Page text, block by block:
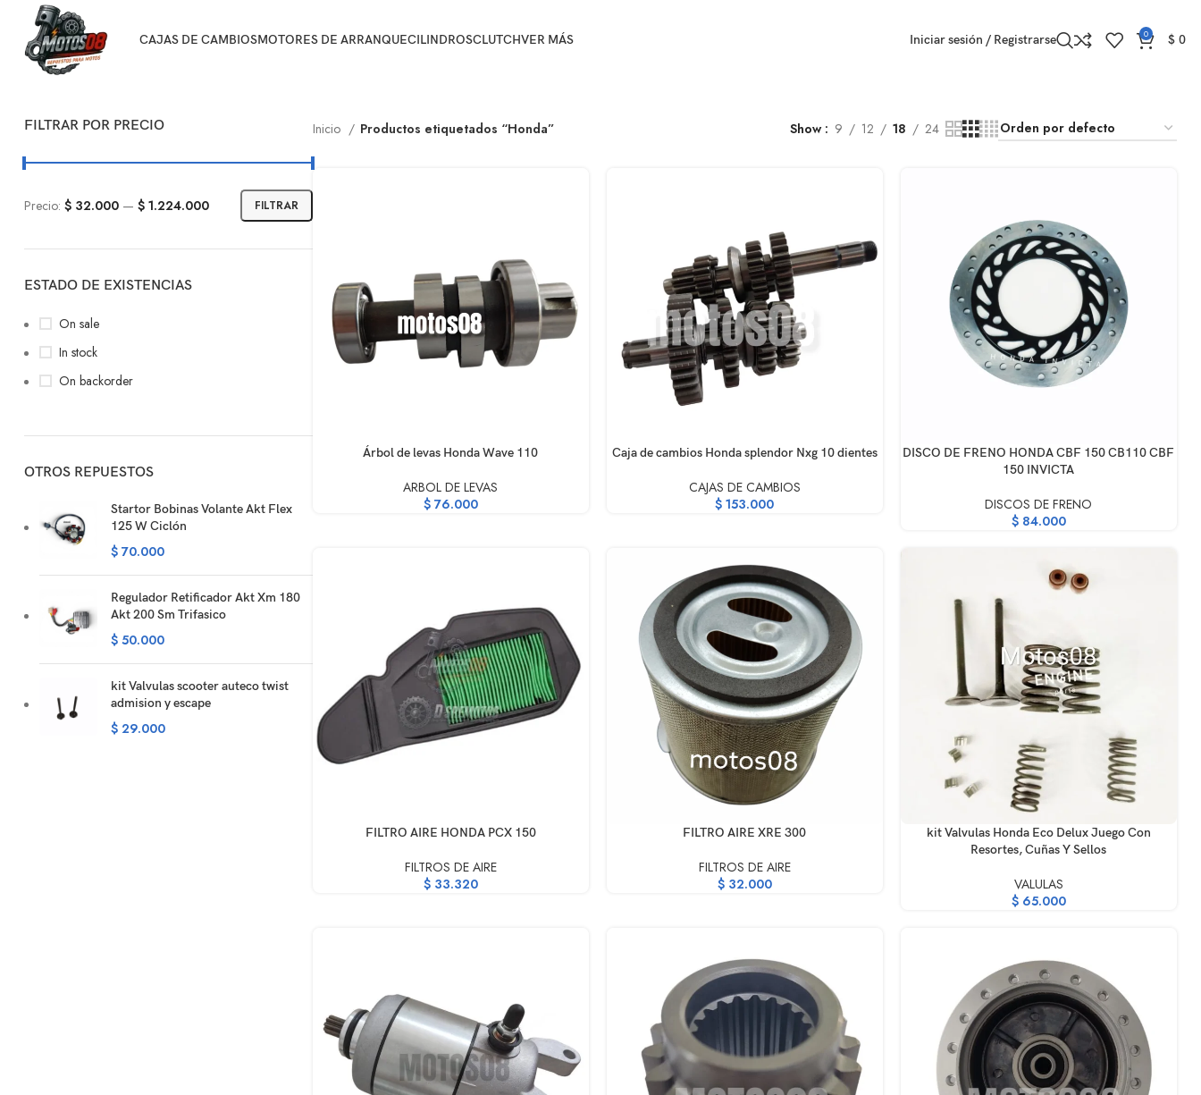
CAJAS DE CAMBIOSMOTORES DE ARRANQUECILINDROSCLUTCHVER MÁS Iniciar sesión / Registrarse 0 $ 0
FILTRAR POR PRECIO
FILTRAR
Precio: $ 32.000 — $ 1.224.000
ESTADO DE EXISTENCIAS
On sale
In stock
On backorder
OTROS REPUESTOS
Startor Bobinas Volante Akt Flex
125 W Ciclón
$ 70.000
Regulador Retificador Akt Xm 180
Akt 200 Sm Trifasico
$ 50.000
kit Valvulas scooter auteco twist
admision y escape
$ 29.000
Inicio Productos etiquetados “Honda” Show 9 12 18 24
AÑADIR AL CARRITO
Árbol de levas Honda Wave 110
ARBOL DE LEVAS
$76.000
AÑADIR AL CARRITO
Caja de cambios Honda splendor Nxg 10 dientes
CAJAS DE CAMBIOS
$ 153.000
AÑADIR AL CARRITO
DISCO DE FRENO HONDA CBF 150 CB110 CBF
150 INVICTA
DISCOS DE FRENO
$84.000
AÑADIR AL CARRITO
FILTRO AIRE HONDA PCX 150
FILTROS DE AIRE
$33.320
AÑADIR AL CARRITOFILTRO AIRE XRE 300
FILTROS DE AIRE
$32.000
AÑADIR AL CARRITO
kit Valvulas Honda Eco Delux Juego Con
Resortes, Cuñas Y Sellos
VALULAS
$65.000